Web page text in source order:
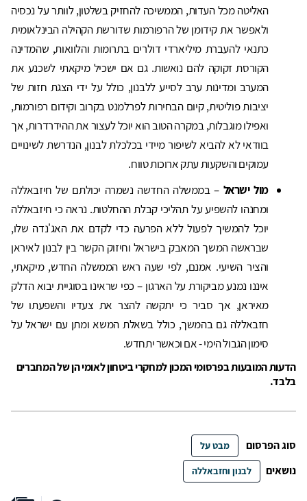
האליטה מכל העדות, הממשיכה להחזיק בשלטון, לוותר על נכסיה
ולאפשר את קידומן של הרפורמות שדורשת הקהילה הבינלאומית
כתנאי להעברת מיליארדי דולרים בתרומות והלוואות, שהמדינה
הקורסת זקוקה להם נואשות. גם אם ישכיל מיקאתי לשכנע את
המערב ומדינות ערב לסייע ללבנון, כולל על ידי הצגת חזות של
יציבות פוליטית, קיום הבחירות לפרלמנט בקרוב וקידום רפורמות,
ואפילו מוגבלות, במקרה הטוב הוא יוכל לעצור את ההידרדרות, אך
בוודאי לא להביא לשיפור מיידי בכלכלת לבנון, הנדרשת לשינויים
עמוקים והשקעות עתק ארוכות טווח.
מול ישראל – בממשלה החדשה נשמרה יכולתם של חיזבאללה
ומחנהו להשפיע על תהליכי קבלת ההחלטות. נראה כי חיזבאללה
יוכל להמשיך לפעול ללא הפרעה כדי לקדם את האג'נדה שלו,
שבראשה המשך המאבק בישראל וחיזוק הקשר בין לבנון לאיראן
והציר השיעי. אמנם, לפי שעה ראש הממשלה החדש, מיקאתי,
איננו נמנע מביקורת על הארגון – כפי שראינו בסוגיית יבוא הדלק
מאיראן, אך סביר כי יתקשה להצר את צעדיו והשפעתו של
חזבאללה גם בהמשך, כולל בשאלת המשא ומתן עם ישראל על
סימון הגבול הימי - אם וכאשר יתחדש.
הדעות המובעות בפרסומי המכון למחקרי ביטחון לאומי הן של המחברים
בלבד.
סוג הפרסום מבט על
נושאים לבנון וחזבאללה